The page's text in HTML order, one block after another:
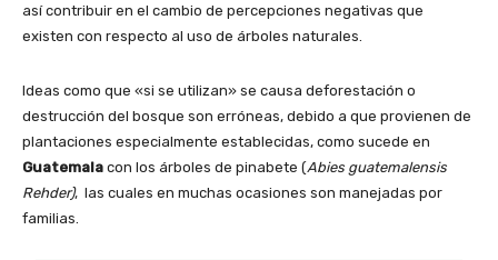
así contribuir en el cambio de percepciones negativas que
existen con respecto al uso de árboles naturales.
Ideas como que «si se utilizan» se causa deforestación o
destrucción del bosque son erróneas, debido a que provienen de
plantaciones especialmente establecidas, como sucede en
Guatemala con los árboles de pinabete (Abies guatemalensis
Rehder), las cuales en muchas ocasiones son manejadas por
familias.